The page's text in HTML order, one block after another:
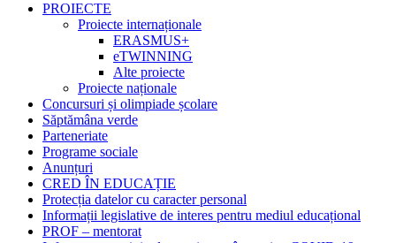
PROIECTE
Proiecte internaționale
ERASMUS+
eTWINNING
Alte proiecte
Proiecte naționale
Concursuri și olimpiade școlare
Săptămâna verde
Parteneriate
Programe sociale
Anunțuri
CRED ÎN EDUCAȚIE
Protecția datelor cu caracter personal
Informații legislative de interes pentru mediul educațional
PROF – mentorat